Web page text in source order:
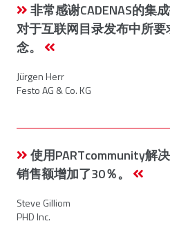
非常感谢CADENAS的集
对于互联网目录发布中所
念。
Jürgen Herr
Festo AG & Co. KG
使用PARTcommunity解
销售额增加了30％。
Steve Gilliom
PHD Inc.